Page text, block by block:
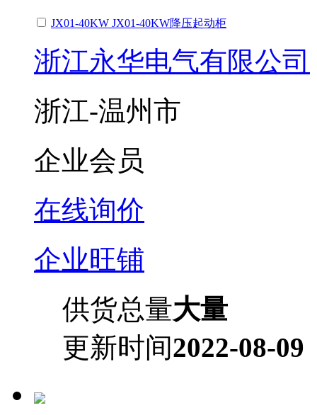
JX01-40KW JX01-40KW降压起动柜
浙江永华电气有限公司
浙江-温州市
企业会员
在线询价
企业旺铺
供货总量大量
更新时间2022-08-09